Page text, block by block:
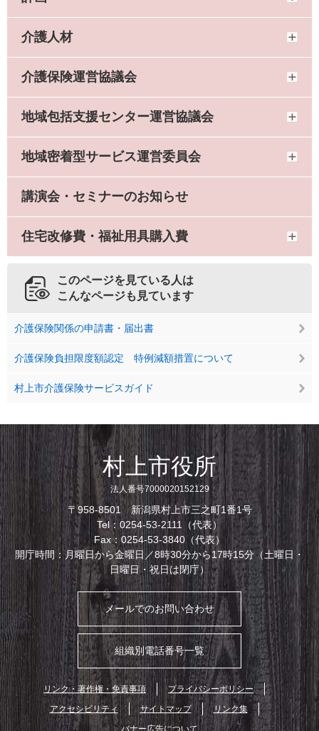
介護人材
介護保険運営協議会
地域包括支援センター運営協議会
地域密着型サービス運営委員会
講演会・セミナーのお知らせ
住宅改修費・福祉用具購入費
このページを見ている人は
こんなページも見ています
介護保険関係の申請書・届出書
介護保険負担限度額認定 特例減額措置について
村上市介護保険サービスガイド
村上市役所
法人番号7000020152129
〒958-8501 新潟県村上市三之町1番1号
Tel：0254-53-2111（代表）
Fax：0254-53-3840（代表）
開庁時間：月曜日から金曜日／8時30分から17時15分（土曜日・
日曜日・祝日は閉庁）
メールでのお問い合わせ
組織別電話番号一覧
リンク・著作権・免責事項
プライバシーポリシー
アクセシビリティ
サイトマップ
リンク集
バナー広告について